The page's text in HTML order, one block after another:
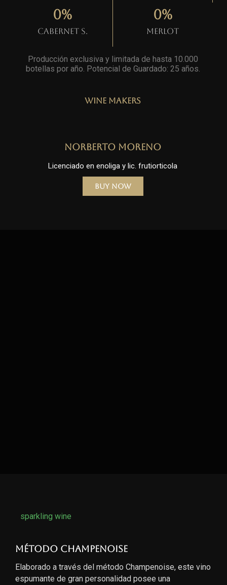
Cabernet S.
0%
Merlot
0%
Producción exclusiva y limitada de hasta 10.000
botellas por año. Potencial de Guardado: 25 años
Wine Makers
Norberto Moreno
Licenciado en enoliga y lic. frutiorticola
Buy Now
sparkling wine
Método Champenoise
Elaborado a través del método Champenoise, este vino
espumante de gran personalidad posee una